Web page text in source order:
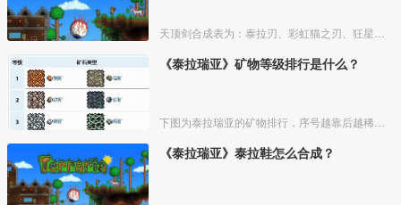
《泰拉瑞亚》矿物等级排行是什么？
《泰拉瑞亚》泰拉鞋怎么合成？